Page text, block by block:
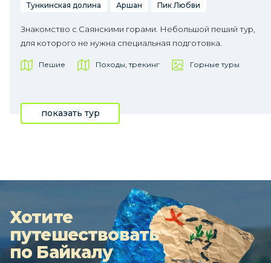
Тункинская долина Аршан Пик Любви
Знакомство с Саянскими горами. Небольшой пеший тур,
для которого не нужна специальная подготовка.
Пешие Походы, трекинг Горные туры
показать тур
Хотите
путешествовать
по Байкалу